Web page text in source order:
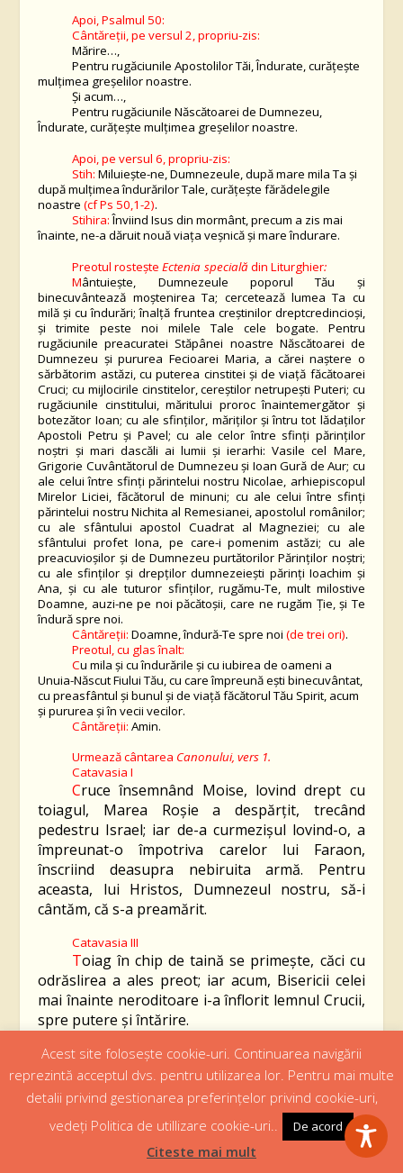
Apoi, Psalmul 50:
Cântăreții, pe versul 2, propriu-zis:
Mărire…,
Pentru rugăciunile Apostolilor Tăi, Îndurate, curățește
mulțimea greșelilor noastre.
Și acum…,
Pentru rugăciunile Născătoarei de Dumnezeu,
Îndurate, curățește mulțimea greșelilor noastre.
Apoi, pe versul 6, propriu-zis:
Stih: Miluiește-ne, Dumnezeule, după mare mila Ta și
după mulțimea îndurărilor Tale, curățește fărădelegile
noastre(cf Ps 50,1-2).
Stihira:Înviind Isus din mormânt, precum a zis mai
înainte, ne-a dăruit nouă viața veșnică și mare îndurare.
Preotul rosteșteEctenia specialădin Liturghier:
Mântuiește, Dumnezeule poporul Tău și
binecuvântează moștenirea Ta; cercetează lumea Ta cu
milă și cu îndurări; înalță fruntea creștinilor dreptcredincioși,
și trimite peste noi milele Tale cele bogate. Pentru
rugăciunilepreacuratei Stăpânei noastre Născătoarei de
Dumnezeu și pururea Fecioarei Maria, a cărei naștere o
sărbătorim astăzi, cu puterea cinstitei și de viață făcătoarei
Cruci; cu mijlocirile cinstitelor, cereștilor netrupești Puteri; cu
rugăciunile cinstitului, măritului proroc înaintemergător și
botezător Ioan; cu ale sfinților, măriților și întru tot lădaților
Apostoli Petru și Pavel; cu ale celor între sfinți părinților
noștri și mari dascăli ai lumii și ierarhi: Vasile cel Mare,
Grigorie Cuvântătorul de Dumnezeu și Ioan Gură de Aur; cu
ale celui între sfinți părintelui nostru Nicolae, arhiepiscopul
Mirelor Liciei, făcătorul de minuni; cu ale celui între sfinți
părintelui nostru Nichita al Remesianei, apostolul românilor;
cu ale sfântului apostol Cuadrat al Magneziei; cu ale
sfântului profet Iona
pe care-i pomenim astăzi; cu ale
preacuvioșilor și de Dumnezeu purtătorilor Părinților noștri;
cu ale sfinților și drepților dumnezeiești părinți Ioachim și
Ana, și cu ale tuturor sfinților, rugămu-Te, mult milostive
Doamne, auzi-ne pe noi păcătoșii, care ne rugăm Ție, și Te
îndură spre noi.
Cântăreții: Doamne, îndură-Te spre noi(de trei ori).
Preotul, cu glas înalt:
Cu mila și cu îndurările și cu iubirea de oameni a
Unuia-Născut Fiului Tău, cu care împreună ești binecuvântat,
cu preasfântul și bunul și de viață făcătorul Tău Spirit, acum
și pururea și în vecii vecilor.
Cântăreții: Amin.
Urmează cântarea Canonului, vers 1.
Catavasia I
Cruce însemnând Moise, lovind drept cu
toiagul, Marea Roşie a despărţit, trecând
pedestru Israel; iar de-a curmezișul lovind-o, a
împreunat-o împotriva carelor lui Faraon,
înscriind deasupra nebiruita armă. Pentru
aceasta, lui Hristos, Dumnezeul nostru, să-i
cântăm, că s-a preamărit.
Catavasia III
Toiag în chip de taină se primeşte, căci cu
odrăslirea a ales preot; iar acum, Bisericii celei
mai înainte neroditoare i-a înflorit lemnul Crucii,
spre putere şi întărire.
Ectenia mică, apoi,CondaculSărbătorii, vers 4.
Cel ce Te-ai înălțat pe Cruce de bunăvoie,
poporului Tău celui nou numit cu numele Tău,
îndurările Tale dăruiește-i, Hristoase
Dumnezeule. Veselește cu puterea Ta pe
dreptcredincioșii creștini, dăruindu-le biruință
asupra celui potrivnic; având ajutorul Tău, armă
Acest site folosește cookie-uri. Continuarea navigării
reprezintă acceptul dvs. pentru utilizarea lor. Pentru mai multe
detalii privind gestionarea preferințelor privind cookie-uri,
vedeți Politica de utillizare cookie-uri..
De acord
Citeste mai mult